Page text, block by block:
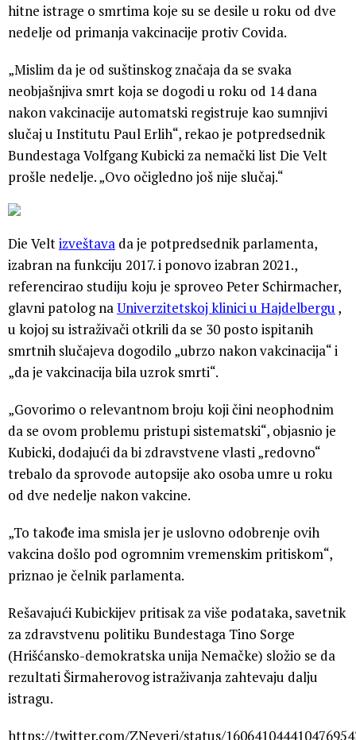
hitne istrage o smrtima koje su se desile u roku od dve
nedelje od primanja vakcinacije protiv Covida.
„Mislim da je od suštinskog značaja da se svaka
neobjašnjiva smrt koja se dogodi u roku od 14 dana
nakon vakcinacije automatski registruje kao sumnjivi
slučaj u Institutu Paul Erlih“, rekao je potpredsednik
Bundestaga Volfgang Kubicki za nemački list Die Velt
prošle nedelje. „Ovo očigledno još nije slučaj.“
Die Veltizveštava da je potpredsednik parlamenta,
izabran na funkciju 2017. i ponovo izabran 2021.,
referencirao studiju koju je sproveo Peter Schirmacher,
glavni patolog naUniverzitetskoj klinici u Hajdelbergu ,
u kojoj su istraživači otkrili da se 30 posto ispitanih
smrtnih slučajeva dogodilo „ubrzo nakon vakcinacija“ i
„da je vakcinacija bila uzrok smrti“.
„Govorimo o relevantnom broju koji čini neophodnim
da se ovom problemu pristupi sistematski“, objasnio je
Kubicki, dodajući da bi zdravstvene vlasti „redovno“
trebalo da sprovode autopsije ako osoba umre u roku
od dve nedelje nakon vakcine.
„To takođe ima smisla jer je uslovno odobrenje ovih
vakcina došlo pod ogromnim vremenskim pritiskom“,
priznao je čelnik parlamenta.
Rešavajući Kubickijev pritisak za više podataka, savetnik
za zdravstvenu politiku Bundestaga Tino Sorge
(Hrišćansko-demokratska unija Nemačke) složio se da
rezultati Širmaherovog istraživanja zahtevaju dalju
istragu.
https://twitter.com/ZNeveri/status/